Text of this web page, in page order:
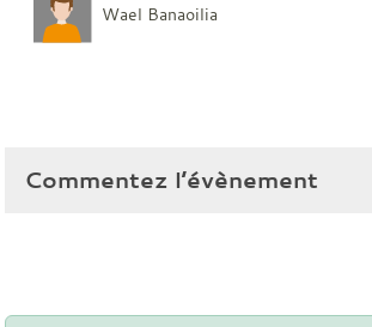
Wael Banaoilia
Commentez l’évènement